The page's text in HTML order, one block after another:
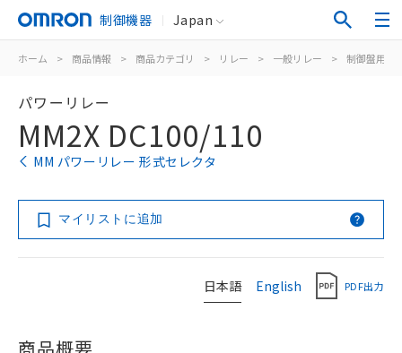
制御機器 Japan
ホーム > 商品情報 > 商品カテゴリ > リレー > 一般リレー > 制御盤用
パワーリレー
MM2X DC100/110
MM パワーリレー 形式セレクタ
マイリストに追加
日本語 English PDF出力